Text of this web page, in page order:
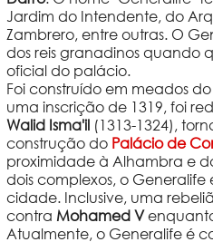
Jardim do Intendente, do
Zambrero, entre outras. O
dos reis granadinos quando
oficial do palácio.
Foi construído em meados
uma inscrição de 1319, foi
Walid Isma'il(1313-1324),
construção do Palácio de
proximidade à Alhambra e
dois complexos, o
cidade. Inclusive, uma
contra Mohamed V
Atualmente, o Generalife é